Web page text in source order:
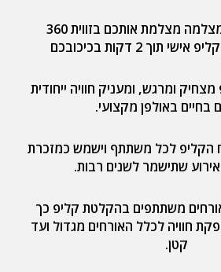
תוך 2 דקות בכיכובכם
ומרגש, ומעניק חוויה ייחודית
באולפן מקצועי.
הקליפ לכל משתתף וישמש כמזכרת
שתישמר לשנים רבות.
80% מהאורחים משתתפים בהקלטת קליפ כך
חוויה לכלל האורחים מגדול ועד
קטן.